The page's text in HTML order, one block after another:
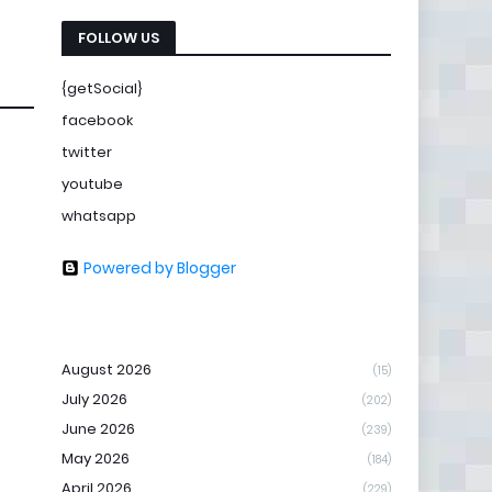
FOLLOW US
{getSocial}
facebook
twitter
youtube
whatsapp
Powered by Blogger
August 2026 (15)
July 2026 (202)
June 2026 (239)
May 2026 (184)